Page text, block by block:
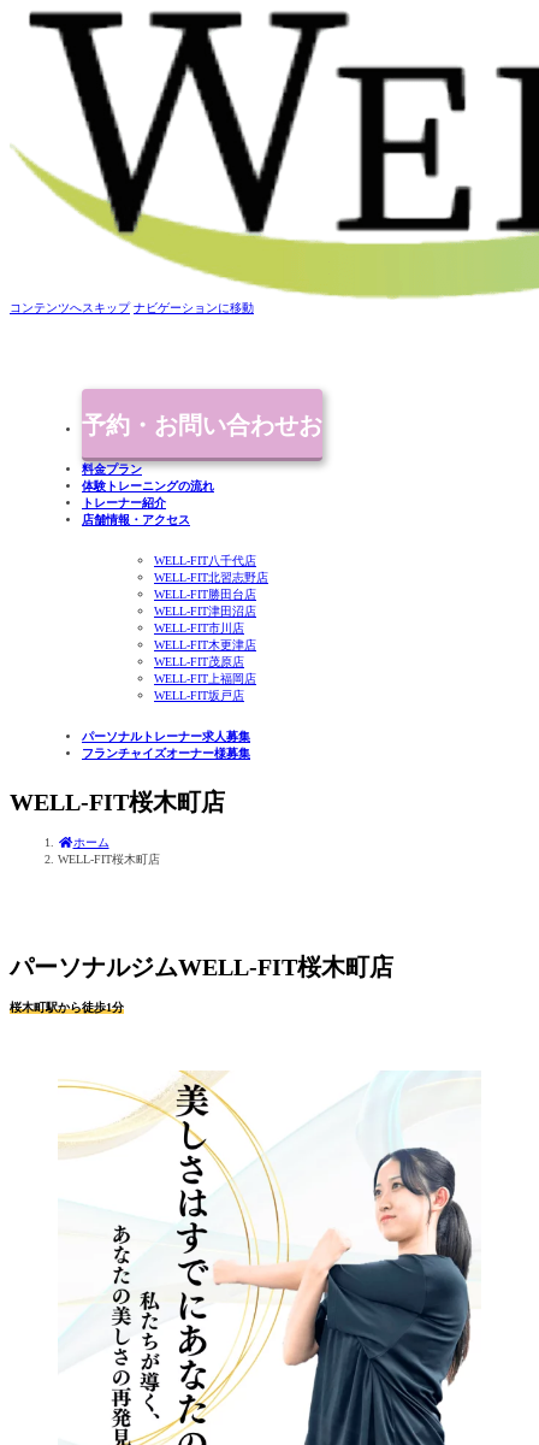
コンテンツへスキップ ナビゲーションに移動
予約・お問い合わせお
気軽にご連絡ください
料金プラン
体験トレーニングの流れ
トレーナー紹介
店舗情報・アクセス
WELL-FIT八千代店
WELL-FIT北習志野店
WELL-FIT勝田台店
WELL-FIT津田沼店
WELL-FIT市川店
WELL-FIT木更津店
WELL-FIT茂原店
WELL-FIT上福岡店
WELL-FIT坂戸店
パーソナルトレーナー求人募集
フランチャイズオーナー様募集
WELL-FIT桜木町店
ホーム
WELL-FIT桜木町店
パーソナルジムWELL-FIT桜木町店
桜木町駅から徒歩1分